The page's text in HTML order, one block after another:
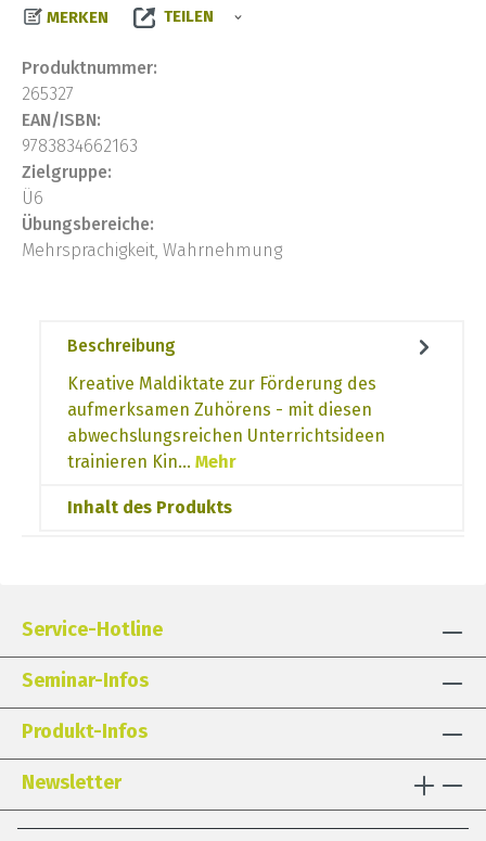
MERKEN TEILEN
Produktnummer:
265327
EAN/ISBN:
9783834662163
Zielgruppe:
Ü6
Übungsbereiche:
Mehrsprachigkeit, Wahrnehmung
Beschreibung
Kreative Maldiktate zur Förderung des
aufmerksamen Zuhörens - mit diesen
abwechslungsreichen Unterrichtsideen
trainieren Kin… Mehr
Inhalt des Produkts
Service-Hotline
Seminar-Infos
Produkt-Infos
Newsletter